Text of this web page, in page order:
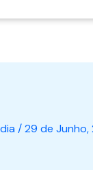
/29 de Junho,